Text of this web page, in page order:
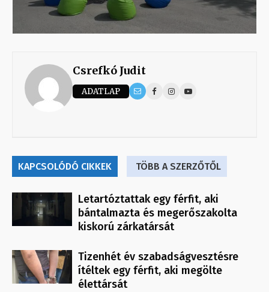
Csrefkó Judit
ADATLAP
KAPCSOLÓDÓ CIKKEK TÖBB A SZERZŐTŐL
Letartóztattak egy férfit, aki
bántalmazta és megerőszakolta
kiskorú zárkatársát
Tizenhét év szabadságvesztésre
ítéltek egy férfit, aki megölte
élettársát